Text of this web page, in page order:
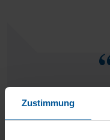
Zustimmung